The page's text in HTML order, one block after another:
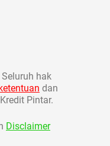
hak
dan
Pintar.
Disclaimer